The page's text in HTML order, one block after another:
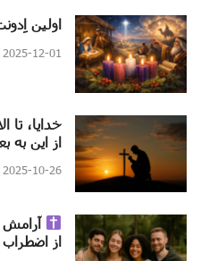
اولین
2025-12-01
خدایا،
از این
2025-10-26
از اضطراب